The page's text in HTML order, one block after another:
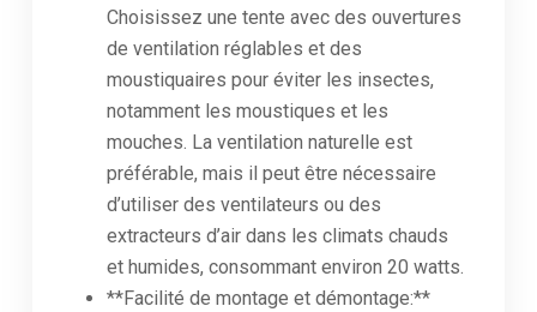
Choisissez une tente avec des ouvertures
de ventilation réglables et des
moustiquaires pour éviter les insectes,
notamment les moustiques et les
mouches. La ventilation naturelle est
préférable, mais il peut être nécessaire
d’utiliser des ventilateurs ou des
extracteurs d’air dans les climats chauds
et humides, consommant environ 20 watts.
**Facilité de montage et démontage:**